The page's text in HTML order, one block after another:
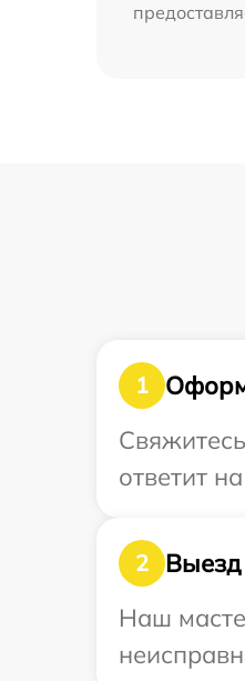
1
ответит
2
Выезд
Наш